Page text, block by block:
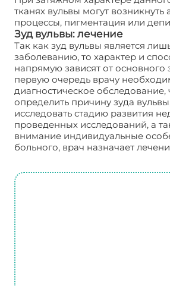
тканях вульвы могут возникнуть
процессы, пигментация или
Зуд вульвы: лечение
Так как зуд вульвы является
заболеванию, то характер и
напрямую зависят от основного
первую очередь врачу
диагностическое обследование,
определить причину зуда
исследовать стадию развития
проведенных исследований, а
внимание индивидуальные
больного, врач назначает